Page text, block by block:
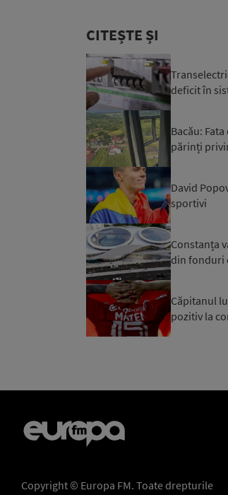
CITEȘTE ȘI
deficit în
Bacău:
părinți
David
sportivi
Constanța
din fonduri
Căpitanul
pozitiv la
Copyright © Europa FM. Toate drepturile